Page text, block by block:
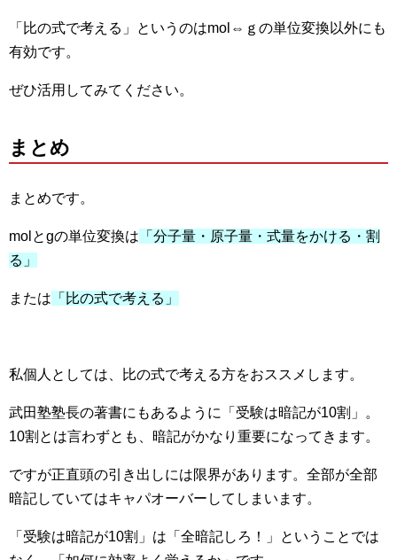
「比の式で考える」というのはmol⇔ｇの単位変換以外にも
有効です。
ぜひ活用してみてください。
まとめ
まとめです。
molとgの単位変換は 「 分子量・原子量・式量をかける・割
る」
または 「比の式で考える」
私個人としては、比の式で考える方をおススメします。
武田塾塾長の著書にもあるように「受験は暗記が10割」。
10割とは言わずとも、暗記がかなり重要になってきます。
ですが正直頭の引き出しには限界があります。 全部が全部
暗記していてはキャパオーバーしてしまいます。
「受験は暗記が10割」は「全暗記しろ！」ということでは